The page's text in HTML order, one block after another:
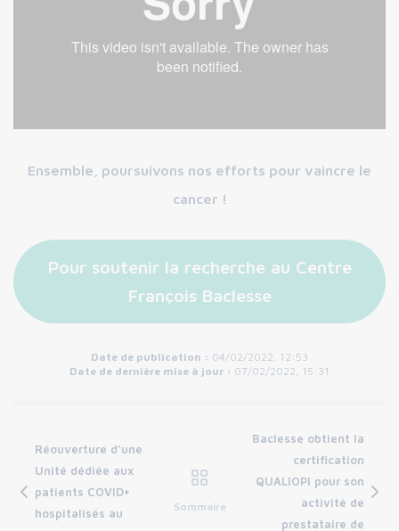
Ensemble, poursuivons nos efforts pour vaincre le
cancer !
Pour soutenir la recherche au Centre
François Baclesse
Date de publication : 04/02/2022, 12:53
Date de dernière mise à jour : 07/02/2022, 15:31
Réouverture d’une
Unité dédiée aux
patients COVID+
hospitalisés au
Sommaire
Baclesse obtient la
certification
QUALIOPI pour son
activité de
prestataire de